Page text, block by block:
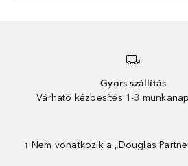
Gyors szállítás
Várható kézbesítés 1-3
1 Nem vonatkozik a „Douglas